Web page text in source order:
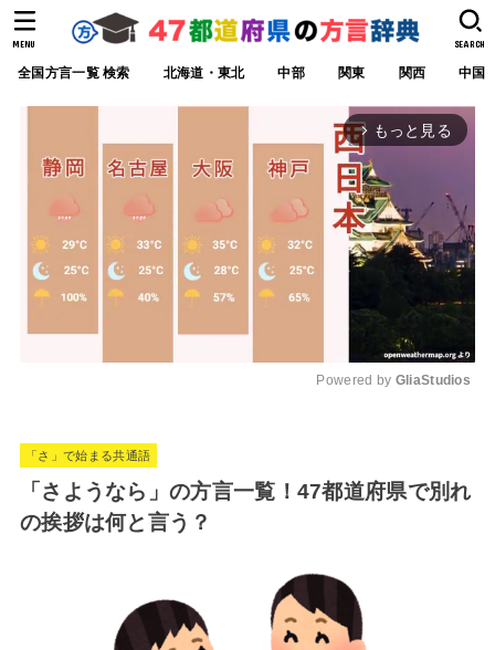
全国方言一覧 検索 北海道・東北 中部 関東 関西 中国
SEARCH
MENU
arrow_forward_ios もっと見る
e
Powered by GliaStudios
「さ」で始まる共通語
「さようなら」の方言一覧！47都道府県で別れ
の挨拶は何と言う？